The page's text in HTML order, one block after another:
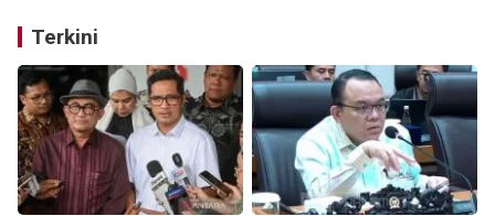
Terkini